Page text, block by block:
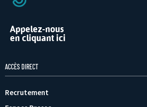
Appelez-nous
en cliquant ici
ACCÈS DIRECT
Recrutement